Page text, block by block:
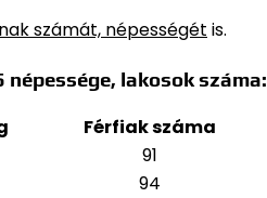
számát, népességét is.
lakosok száma:
Férfiak száma
91
94